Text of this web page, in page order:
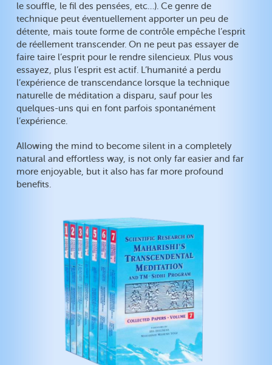
le souffle, le fil des pensées, etc…). Ce genre de
technique peut éventuellement apporter un peu de
détente, mais toute forme de contrôle empêche l’esprit
de réellement transcender. On ne peut pas essayer de
faire taire l’esprit pour le rendre silencieux. Plus vous
essayez, plus l’esprit est actif. L’humanité a perdu
l’expérience de transcendance lorsque la technique
naturelle de méditation a disparu, sauf pour les
quelques-uns qui en font parfois spontanément
l’expérience.
Allowing the mind to become silent in a completely
natural and effortless way, is not only far easier and far
more enjoyable, but it also has far more profound
benefits.